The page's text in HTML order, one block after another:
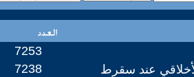
7253
7238 عند سقرط